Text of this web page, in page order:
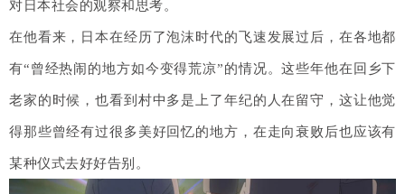
对日本社会的观察和思考。
在他看来，日本在经历了泡沫时代的飞速发展过后，在各地都
有“曾经热闹的地方如今变得荒凉”的情况。这些年他在回乡下
老家的时候，也看到村中多是上了年纪的人在留守，这让他觉
得那些曾经有过很多美好回忆的地方，在走向衰败后也应该有
某种仪式去好好告别。